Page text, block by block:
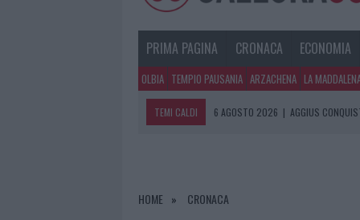
PRIMA PAGINA CRONACA ECONOMIA
OLBIA TEMPIO PAUSANIA ARZACHENA LA
TEMI CALDI 6 AGOSTO 2026 | AGGIUS
6 AGOSTO 2026
|
HOME CRONACA